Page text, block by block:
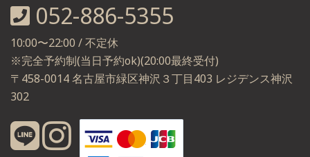
052-886-5355
10:00〜22:00 / 不定休
※完全予約制(当日予約ok)(20:00最終受付)
〒458-0014 名古屋市緑区神沢３丁目403 レジデンス神沢
302